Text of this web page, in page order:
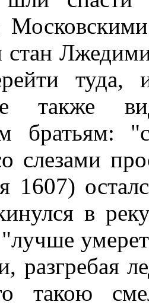
стан
туда,
также
братьям:
слезами
1607)
в
разгребая
такою